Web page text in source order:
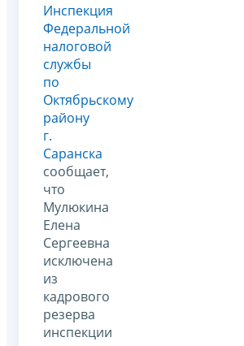
Инспекция
Федеральной
налоговой
службы
по
Октябрьскому
району
г.
Саранска
сообщает,
что
Мулюкина
Елена
Сергеевна
исключена
из
кадрового
резерва
инспекции